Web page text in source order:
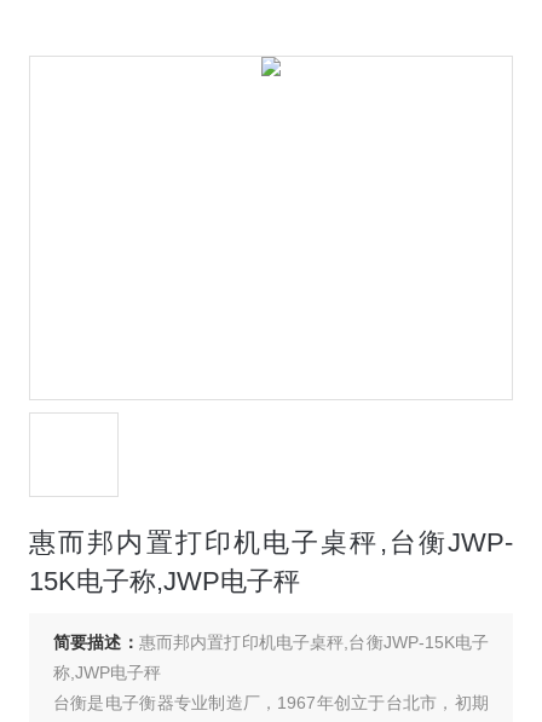
惠而邦内置打印机电子桌秤,台衡JWP-
15K电子称,JWP电子秤
简要描述： 惠而邦内置打印机电子桌秤,台衡JWP-15K电子
称,JWP电子秤
台衡是电子衡器专业制造厂，1967年创立于台北市，初期